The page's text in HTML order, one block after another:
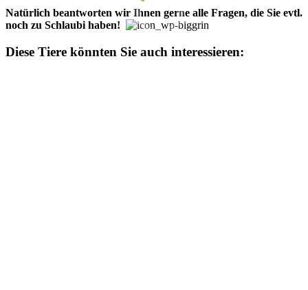
Natürlich be­­ant­­wor­­ten wir Ihn­en ger­ne alle Fra­­gen, die Sie evtl.
noch zu Schlaubi ha­­ben!
Diese Tiere könnten Sie auch interessieren: